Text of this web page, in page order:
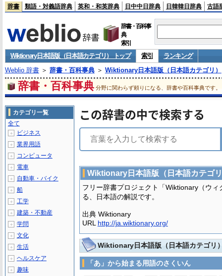
辞書 類語・対義語辞典 英和・和英辞典 日中中日辞典 日韓韓日辞典 古語
辞書・百科事
典
索引
Wiktionary日本語版（日本語カテゴリ） トップ 索引
ランキング
Weblio 辞書＞ 辞書・百科事典＞ Wiktionary日本語版（日本語カテゴリ）
辞書・百科事典 分野に関わらず頼りになる、辞書や百科事典です。
この辞書の中で検索する
Wiktionary日本語版（日本語カテゴ
フリー辞書プロジェクト「Wiktionary（ウ
る、日本語の解説です。
出典 Wiktionary
URL http://ja.wiktionary.org/
Wiktionary日本語版（日本語カテゴリ
「あ」から始まる用語のさくいん
カテゴリ一覧
全て
＋ ビジネス
＋ 業界用語
＋ コンピュータ
＋ 電車
＋ 自動車・バイク
＋ 船
＋ 工学
＋ 建築・不動産
＋ 学問
＋ 文化
＋ 生活
＋ ヘルスケア
＋ 趣味